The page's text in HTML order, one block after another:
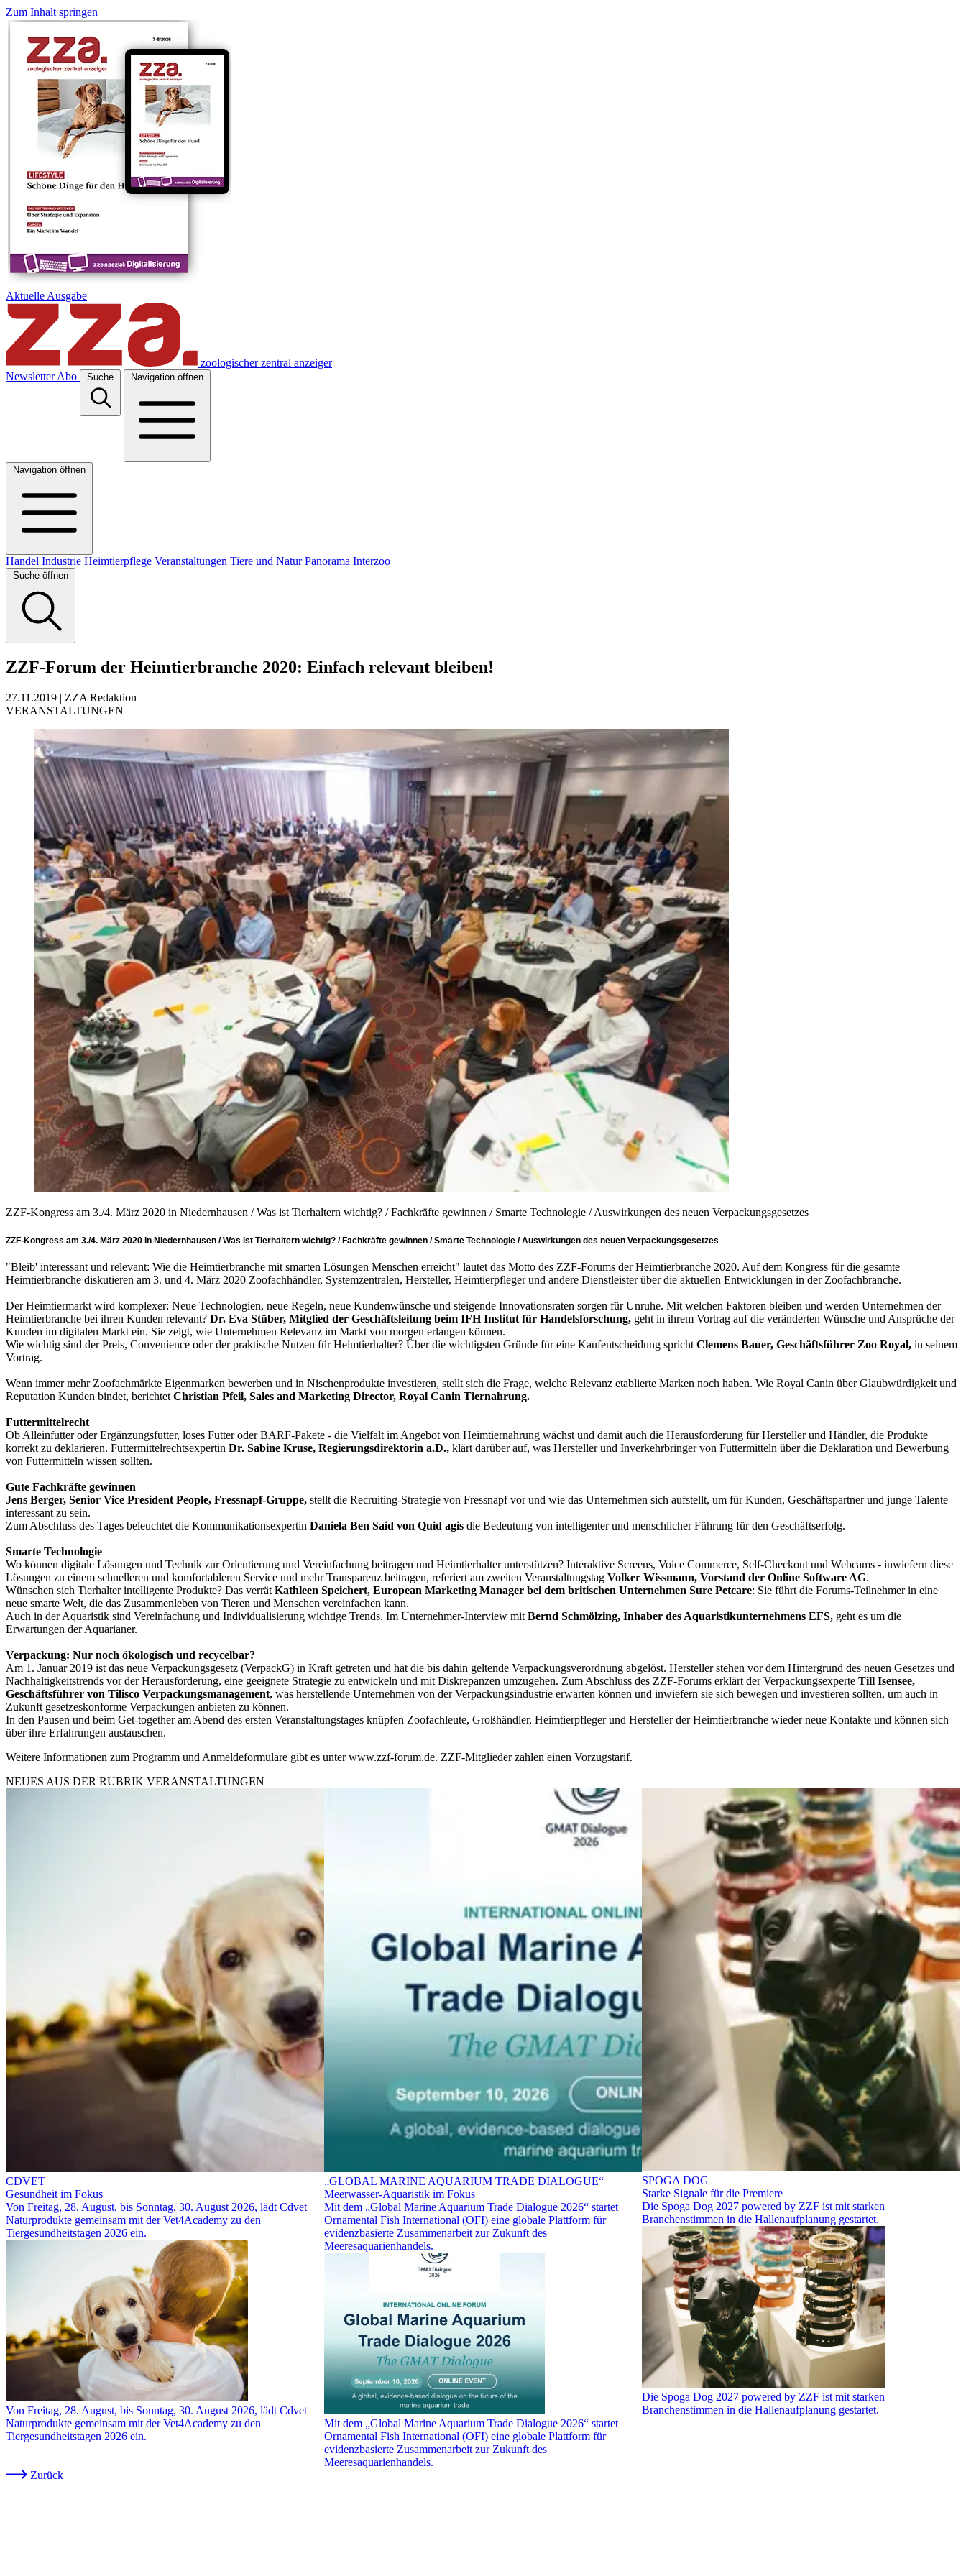
Zum Inhalt springen
Aktuelle Ausgabe
zoologischer zentral anzeiger
Newsletter Abo Suche Navigation öffnen
Navigation öffnen
Handel Industrie Heimtierpflege Veranstaltungen Tiere und NaturPanorama Interzoo
Suche öffnen
ZZF-Forum der Heimtierbranche 2020: Einfach relevant bleiben!
27.11.2019 | ZZA Redaktion
VERANSTALTUNGEN
ZZF-Kongress am 3./4. März 2020 in Niedernhausen / Was ist Tierhaltern wichtig? / Fachkräfte gewinnen / Smarte Technologie / Auswirkungen des neuen Verpackungsgesetzes
ZZF-Kongress am 3./4. März 2020 in Niedernhausen / Was ist Tierhaltern wichtig? / Fachkräfte gewinnen / Smarte Technologie / Auswirkungen des neuen Verpackungsgesetzes
"Bleib' interessant und relevant: Wie die Heimtierbranche mit smarten Lösungen Menschen erreicht" lautet das Motto des ZZF-Forums der Heimtierbranche 2020. Auf dem Kongress für die gesamte
Heimtierbranche diskutieren am 3. und 4. März 2020 Zoofachhändler, Systemzentralen, Hersteller, Heimtierpfleger und andere Dienstleister über die aktuellen Entwicklungen in der Zoofachbranche.
Der Heimtiermarkt wird komplexer: Neue Technologien, neue Regeln, neue Kundenwünsche und steigende Innovationsraten sorgen für Unruhe. Mit welchen Faktoren bleiben und werden Unternehmen der
Heimtierbranche bei ihren Kunden relevant? Dr. Eva Stüber, Mitglied der Geschäftsleitung beim IFH Institut für Handelsforschung, geht in ihrem Vortrag auf die veränderten Wünsche und Ansprüche der
Kunden im digitalen Markt ein. Sie zeigt, wie Unternehmen Relevanz im Markt von morgen erlangen können.
Wie wichtig sind der Preis, Convenience oder der praktische Nutzen für Heimtierhalter? Über die wichtigsten Gründe für eine Kaufentscheidung spricht Clemens Bauer, Geschäftsführer Zoo Royal, in seinem
Vortrag.
Wenn immer mehr Zoofachmärkte Eigenmarken bewerben und in Nischenprodukte investieren, stellt sich die Frage, welche Relevanz etablierte Marken noch haben. Wie Royal Canin über Glaubwürdigkeit und
Reputation Kunden bindet, berichtet Christian Pfeil, Sales and Marketing Director, Royal Canin Tiernahrung.
Futtermittelrecht
Ob Alleinfutter oder Ergänzungsfutter, loses Futter oder BARF-Pakete - die Vielfalt im Angebot von Heimtiernahrung wächst und damit auch die Herausforderung für Hersteller und Händler, die Produkte
korrekt zu deklarieren. Futtermittelrechtsexpertin Dr. Sabine Kruse, Regierungsdirektorin a.D., klärt darüber auf, was Hersteller und Inverkehrbringer von Futtermitteln über die Deklaration und Bewerbung
von Futtermitteln wissen sollten.
Gute Fachkräfte gewinnen
Jens Berger, Senior Vice President People, Fressnapf-Gruppe, stellt die Recruiting-Strategie von Fressnapf vor und wie das Unternehmen sich aufstellt, um für Kunden, Geschäftspartner und junge Talente
interessant zu sein.
Zum Abschluss des Tages beleuchtet die Kommunikationsexpertin Daniela Ben Said von Quid agis die Bedeutung von intelligenter und menschlicher Führung für den Geschäftserfolg.
Smarte Technologie
Wo können digitale Lösungen und Technik zur Orientierung und Vereinfachung beitragen und Heimtierhalter unterstützen? Interaktive Screens, Voice Commerce, Self-Checkout und Webcams - inwiefern diese
Lösungen zu einem schnelleren und komfortableren Service und mehr Transparenz beitragen, referiert am zweiten Veranstaltungstag Volker Wissmann, Vorstand der Online Software AG.
Wünschen sich Tierhalter intelligente Produkte? Das verrät Kathleen Speichert, European Marketing Manager bei dem britischen Unternehmen Sure Petcare: Sie führt die Forums-Teilnehmer in eine
neue smarte Welt, die das Zusammenleben von Tieren und Menschen vereinfachen kann.
Auch in der Aquaristik sind Vereinfachung und Individualisierung wichtige Trends. Im Unternehmer-Interview mit Bernd Schmölzing, Inhaber des Aquaristikunternehmens EFS, geht es um die
Erwartungen der Aquarianer.
Verpackung: Nur noch ökologisch und recycelbar?
Am 1. Januar 2019 ist das neue Verpackungsgesetz (VerpackG) in Kraft getreten und hat die bis dahin geltende Verpackungsverordnung abgelöst. Hersteller stehen vor dem Hintergrund des neuen Gesetzes und
Nachhaltigkeitstrends vor der Herausforderung, eine geeignete Strategie zu entwickeln und mit Diskrepanzen umzugehen. Zum Abschluss des ZZF-Forums erklärt der Verpackungsexperte Till Isensee,
Geschäftsführer von Tilisco Verpackungsmanagement, was herstellende Unternehmen von der Verpackungsindustrie erwarten können und inwiefern sie sich bewegen und investieren sollten, um auch in
Zukunft gesetzeskonforme Verpackungen anbieten zu können.
In den Pausen und beim Get-together am Abend des ersten Veranstaltungstages knüpfen Zoofachleute, Großhändler, Heimtierpfleger und Hersteller der Heimtierbranche wieder neue Kontakte und können sich
über ihre Erfahrungen austauschen.
Weitere Informationen zum Programm und Anmeldeformulare gibt es unterwww.zzf-forum.de. ZZF-Mitglieder zahlen einen Vorzugstarif.
NEUES AUS DER RUBRIK VERANSTALTUNGEN
CDVET
Gesundheit im Fokus
Von Freitag, 28. August, bis Sonntag, 30. August 2026, lädt Cdvet
Naturprodukte gemeinsam mit der Vet4Academy zu den
Tiergesundheitstagen 2026 ein.
Von Freitag, 28. August, bis Sonntag, 30. August 2026, lädt Cdvet
Naturprodukte gemeinsam mit der Vet4Academy zu den
Tiergesundheitstagen 2026 ein.
„GLOBAL MARINE AQUARIUM TRADE DIALOGUE“
Meerwasser-Aquaristik im Fokus
Mit dem „Global Marine Aquarium Trade Dialogue 2026“ startet
Ornamental Fish International (OFI) eine globale Plattform für
evidenzbasierte Zusammenarbeit zur Zukunft des
Meeresaquarienhandels.
Mit dem „Global Marine Aquarium Trade Dialogue 2026“ startet
Ornamental Fish International (OFI) eine globale Plattform für
evidenzbasierte Zusammenarbeit zur Zukunft des
Meeresaquarienhandels.
SPOGA DOG
Starke Signale für die Premiere
Die Spoga Dog 2027 powered by ZZF ist mit starken
Branchenstimmen in die Hallenaufplanung gestartet.
Die Spoga Dog 2027 powered by ZZF ist mit starken
Branchenstimmen in die Hallenaufplanung gestartet.
Zurück